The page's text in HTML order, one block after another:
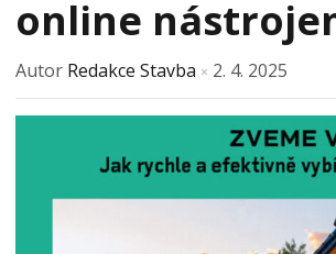
online
Autor Redakce Stavba × 2. 4. 2025